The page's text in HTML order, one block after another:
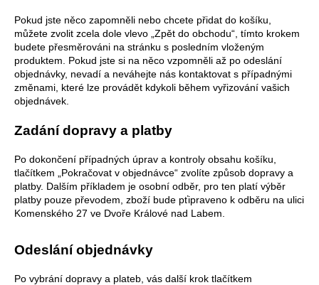
Pokud jste něco zapomněli nebo chcete přidat do košíku,
můžete zvolit zcela dole vlevo „Zpět do obchodu“, tímto krokem
budete přesměrováni na stránku s posledním vloženým
produktem. Pokud jste si na něco vzpomněli až po odeslání
objednávky, nevadí a neváhejte nás kontaktovat s případnými
změnami, které lze provádět kdykoli během vyřizování vašich
objednávek.
Zadání dopravy a platby
Po dokončení případných úprav a kontroly obsahu košíku,
tlačítkem „Pokračovat v objednávce“ zvolíte způsob dopravy a
platby. Dalším příkladem je osobní odběr, pro ten platí výběr
platby pouze převodem, zboží bude pťipraveno k odběru na ulici
Komenského 27 ve Dvoře Králové nad Labem.
Odeslání objednávky
Po vybrání dopravy a plateb, vás další krok tlačítkem